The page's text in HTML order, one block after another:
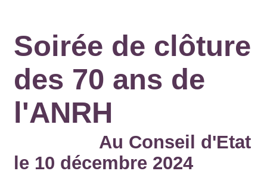
Soirée de clôture
des 70 ans de
l'ANRH
Au Conseil d'Etat
le 10 décembre 2024